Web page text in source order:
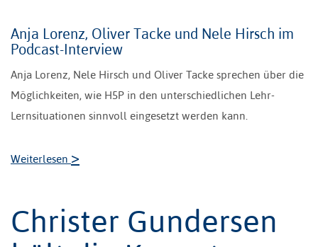
Anja Lorenz, Oliver Tacke und Nele Hirsch im
Podcast-Interview
Anja Lorenz, Nele Hirsch und Oliver Tacke sprechen über die
Möglichkeiten, wie H5P in den unterschiedlichen Lehr-
Lernsituationen sinnvoll eingesetzt werden kann.
Weiterlesen >
Christer Gundersen